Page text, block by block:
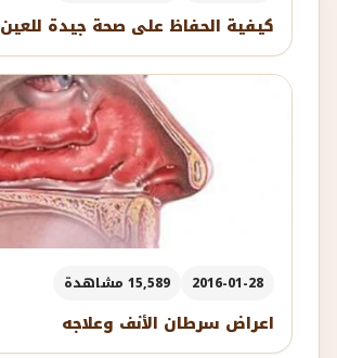
كيفية الحفاظ على صحة جيدة للعين
2016-01-28 15,589 مشاهدة
اعراض سرطان الأنف وعلاجه